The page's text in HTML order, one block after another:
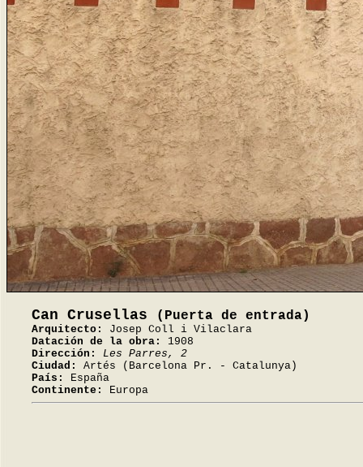
Can Crusellas (Puerta de entrada)
Arquitecto:
Josep Coll i Vilaclara
Datación de la obra:
1908
Dirección:
Les Parres, 2
Ciudad:
Artés (Barcelona Pr. - Catalunya)
País:
España
Continente:
Europa